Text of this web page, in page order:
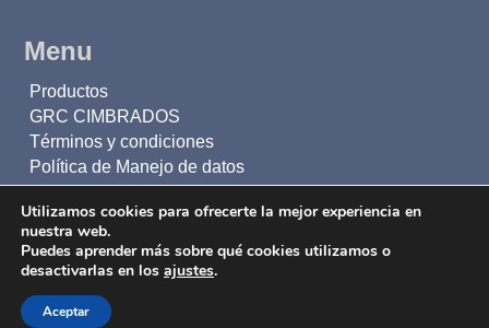
Menu
Productos
GRC CIMBRADOS
Términos y condiciones
Política de Manejo de datos
Inscríbete a nuestro boletín
Mantente al día con todas nuestras novedades
Utilizamos cookies para ofrecerte la mejor experiencia en
nuestra web.
Puedes aprender más sobre qué cookies utilizamos o
desactivarlas en los ajustes.
Aceptar